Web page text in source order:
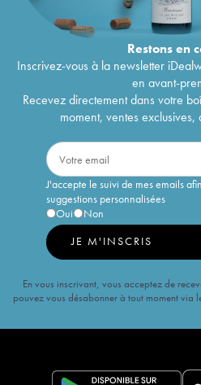
Restons en
Inscrivez-vous à la newsletter
en avant-
Recevez directement dans votre
moment, ventes exclusives,
J'accepte le suivi de mes emails
suggestions personnalisées
Oui
Non
JE M'INSCRIS
En vous inscrivant, vous acceptez de
pouvez vous désabonner à tout moment via